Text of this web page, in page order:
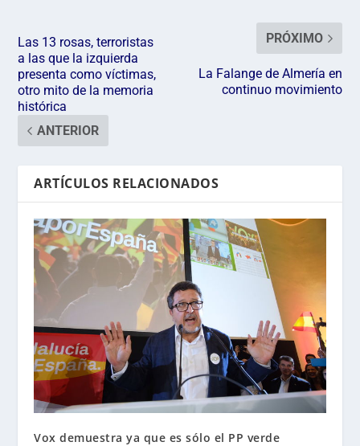
Las 13 rosas, terroristas
a las que la izquierda
presenta como víctimas,
otro mito de la memoria
histórica
ANTERIOR
PRÓXIMO
La Falange de Almería en
continuo movimiento
ARTÍCULOS RELACIONADOS
Vox demuestra ya que es sólo el PP verde